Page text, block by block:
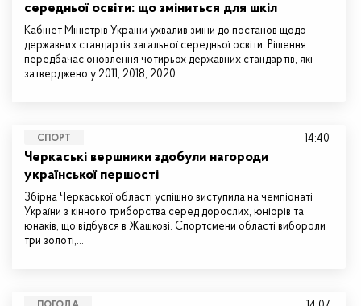
середньої освіти: що зміниться для шкіл
Кабінет Міністрів України ухвалив зміни до постанов щодо
державних стандартів загальної середньої освіти. Рішення
передбачає оновлення чотирьох державних стандартів, які
затверджено у 2011, 2018, 2020…
СПОРТ
Черкаські вершники здобули нагороди
української першості
Збірна Черкаської області успішно виступила на чемпіонаті
України з кінного триборства серед дорослих, юніорів та
юнаків, що відбувся в Жашкові. Спортсмени області вибороли
три золоті,…
14:40